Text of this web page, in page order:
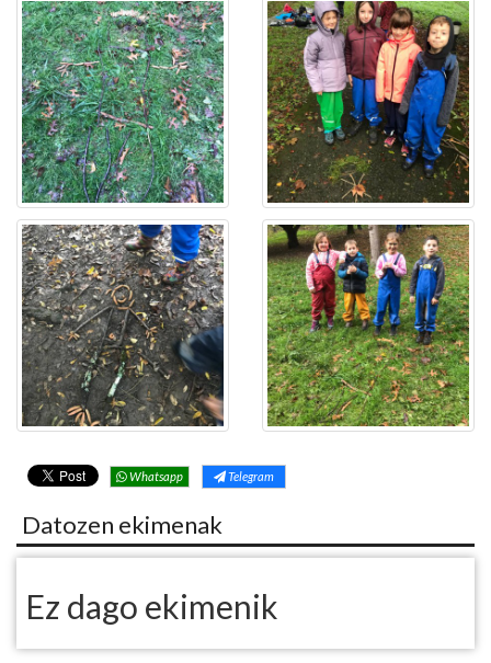
Whatsapp Telegram
Datozen ekimenak
Ez dago ekimenik